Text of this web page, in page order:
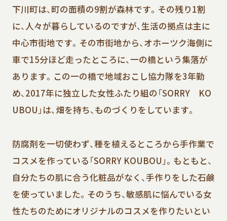
下川町は、町の面積の9割が森林です。その残り1割
に、人々が暮らしているのですが、生活の拠点は主に
中心市街地です。その市街地から、オホーツク海側に
車で15分ほど走ったところに、一の橋という集落が
あります。この一の橋で地域おこし協力隊を3年勤
め、2017年に独立した女性ふたり組の「SORRY KO
UBOU」は、畑を持ち、ものづくりをしています。
防腐剤を一切使わず、種を植えるところから手作業で
コスメを作っている「SORRY KOUBOU」。もともと、
自分たちの肌に合う化粧品がなく、手作りをした石鹸
を使っていました。そのうち、敏感肌に悩んでいる女
性たちのためにオリジナルのコスメを作りたいとい